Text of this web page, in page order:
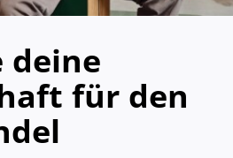
deine
für den